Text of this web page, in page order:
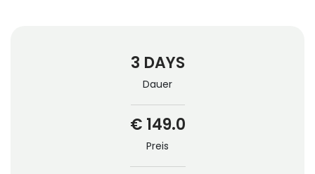
3 DAYS
Dauer
€ 149.0
Preis